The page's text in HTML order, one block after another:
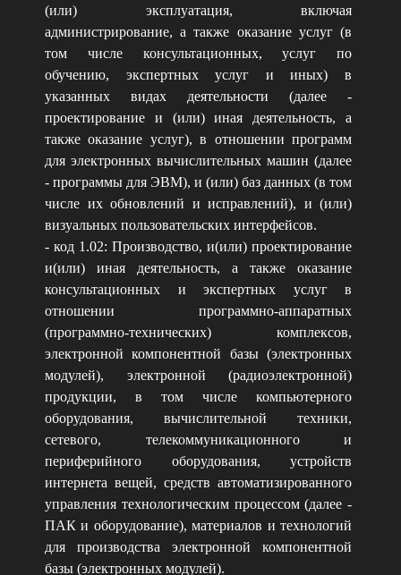
(или) эксплуатация, включая
администрирование, а также оказание услуг (в
том числе консультационных, услуг по
обучению, экспертных услуг и иных) в
указанных видах деятельности (далее -
проектирование и (или) иная деятельность, а
также оказание услуг), в отношении программ
для электронных вычислительных машин (далее
- программы для ЭВМ), и (или) баз данных (в том
числе их обновлений и исправлений), и (или)
визуальных пользовательских интерфейсов.
- код 1.02: Производство, и(или) проектирование
и(или) иная деятельность, а также оказание
консультационных и экспертных услуг в
отношении программно-аппаратных
(программно-технических) комплексов,
электронной компонентной базы (электронных
модулей), электронной (радиоэлектронной)
продукции, в том числе компьютерного
оборудования, вычислительной техники,
сетевого, телекоммуникационного и
периферийного оборудования, устройств
интернета вещей, средств автоматизированного
управления технологическим процессом (далее -
ПАК и оборудование), материалов и технологий
для производства электронной компонентной
базы (электронных модулей).